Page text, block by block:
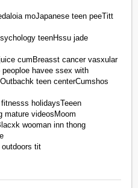
moJapanese teen peeTitt
teenHssu jade
cumBreasst cancer vasxular
havee ssex with
teen centerCumshos
holidaysTeeen
mature videosMoom
wooman inn thong
tit